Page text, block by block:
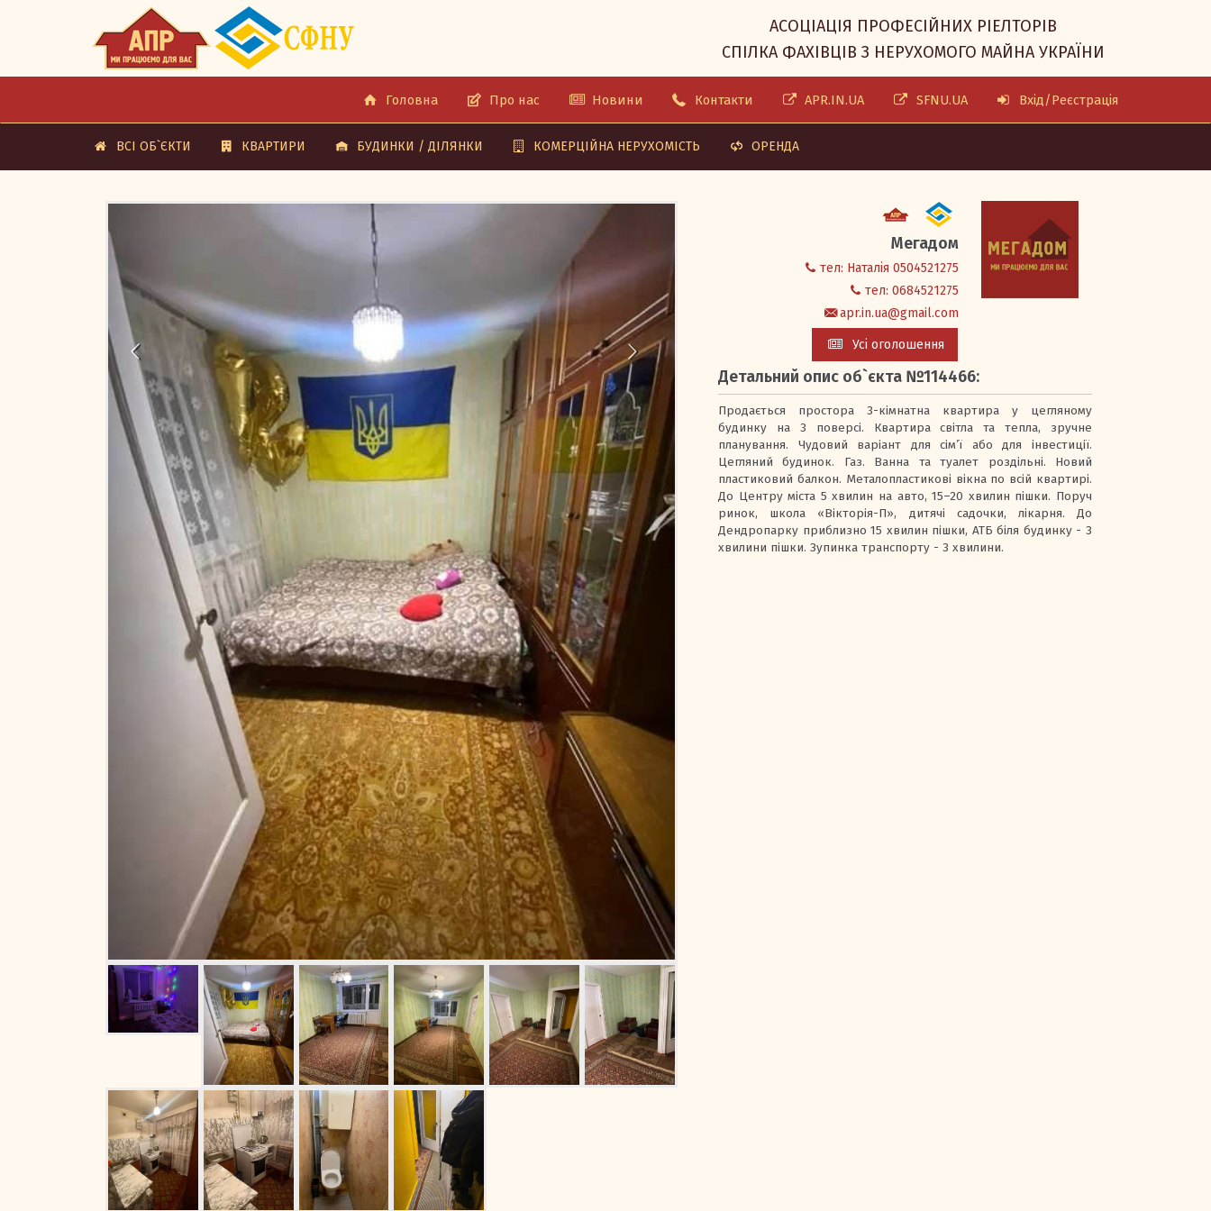
АСОЦІАЦІЯ ПРОФЕСІЙНИХ РІЕЛТОРІВ
СПІЛКА ФАХІВЦІВ З НЕРУХОМОГО МАЙНА УКРАЇНИ
Головна Про нас Новини Контакти APR.IN.UA SFNU.UA Вхід/Реєстрація
ВСІ ОБ`ЄКТИ КВАРТИРИ БУДИНКИ / ДІЛЯНКИ КОМЕРЦІЙНА НЕРУХОМІСТЬ ОРЕНДА
Мегадом
тел: Наталія 0504521275
тел: 0684521275
apr.in.ua@gmail.com
Усі оголошення
Детальний опис об`єкта №114466:
Продається простора 3-кімнатна квартира у цегляному
будинку на 3 поверсі. Квартира світла та тепла, зручне
планування. Чудовий варіант для сім’ї або для інвестиції.
Цегляний будинок. Газ. Ванна та туалет роздільні. Новий
пластиковий балкон. Металопластикові вікна по всій квартирі.
До Центру міста 5 хвилин на авто, 15–20 хвилин пішки. Поруч
ринок, школа «Вікторія-П», дитячі садочки, лікарня. До
Дендропарку приблизно 15 хвилин пішки, АТБ біля будинку - 3
хвилини пішки. Зупинка транспорту - 3 хвилини.